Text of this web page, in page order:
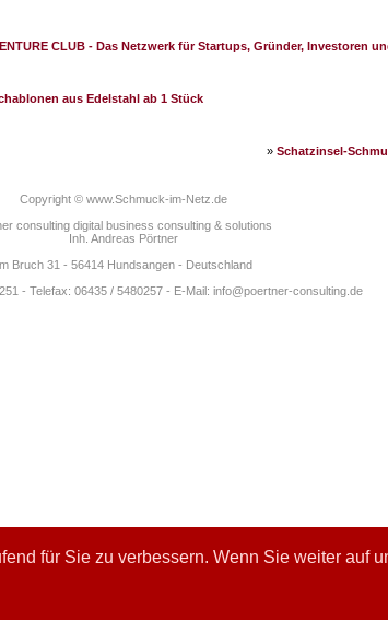
für Sie zu verbessern. Wenn Sie weiter auf
CLUB - Das Netzwerk für Startups, Gründer, Investoren
» Schatzinsel-
Copyright © www.Schmuck-im-Netz.de
consulting digital business consulting & solutions
Inh. Andreas Pörtner
Bruch 31 - 56414 Hundsangen - Deutschland
- Telefax: 06435 / 5480257 - E-Mail: info@poertner-consulting.de